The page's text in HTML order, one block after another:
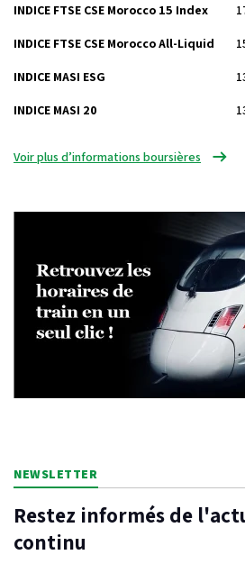
INDICE FTSE CSE Morocco 15 Index
INDICE FTSE CSE Morocco All-Liquid
INDICE MASI ESG
INDICE MASI 20
Voir plus d’informations boursières
NEWSLETTER
Restez informés de
continu